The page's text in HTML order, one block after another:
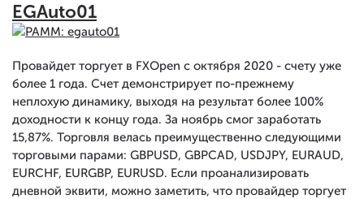
EGAuto01
Провайдет торгует в FXOpen с октября 2020 - счету уже
более 1 года. Счет демонстрирует по-прежнему
неплохую динамику, выходя на результат более 100%
доходности к концу года. За ноябрь смог заработать
15,87%. Торговля велась преимущественно следующими
торговыми парами: GBPUSD, GBPCAD, USDJPY, EURAUD,
EURCHF, EURGBP, EURUSD. Если проанализировать
дневной эквити, можно заметить, что провайдер торгует